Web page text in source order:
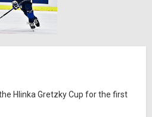
Hlinka Gretzky Cup for the first